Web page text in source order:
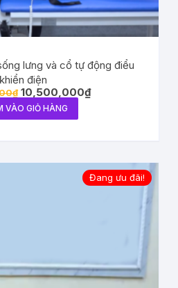
lưng và cổ tự động điểu
khiển điện
₫ 10,500,000₫
VÀO GIỎ HÀNG
Đang ưu đãi!